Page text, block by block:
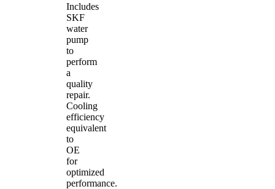
Includes
SKF
water
pump
to
perform
a
quality
repair.
Cooling
efficiency
equivalent
to
OE
for
optimized
performance.